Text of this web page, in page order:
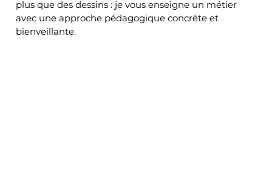
plus que des dessins : je vous enseigne un métier
avec une approche pédagogique concrète et
bienveillante.